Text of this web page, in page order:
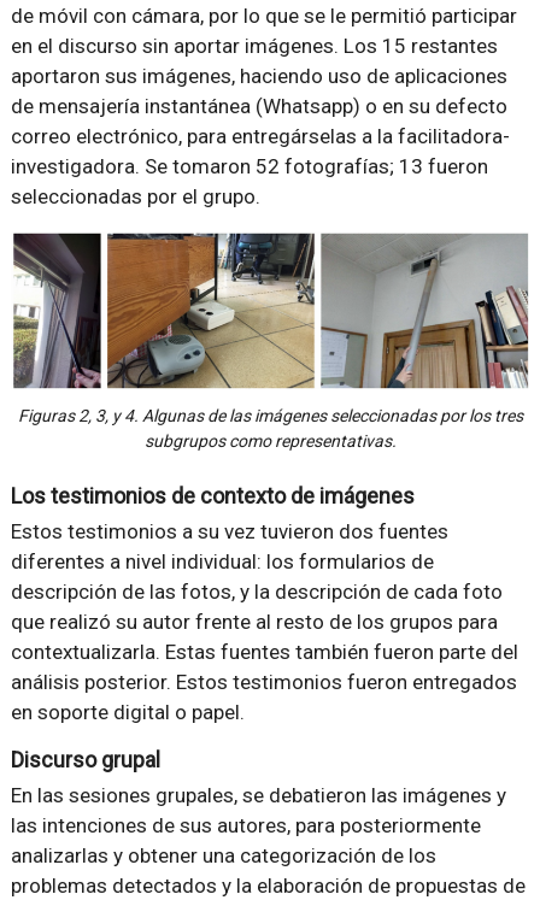
de móvil con cámara, por lo que se le permitió participar
en el discurso sin aportar imágenes. Los 15 restantes
aportaron sus imágenes, haciendo uso de aplicaciones
de mensajería instantánea (Whatsapp) o en su defecto
correo electrónico, para entregárselas a la facilitadora-
investigadora. Se tomaron 52 fotografías; 13 fueron
seleccionadas por el grupo.
Figuras 2, 3, y 4. Algunas de las imágenes seleccionadas por los tres
subgrupos como representativas.
Los testimonios de contexto de imágenes
Estos testimonios a su vez tuvieron dos fuentes
diferentes a nivel individual: los formularios de
descripción de las fotos, y la descripción de cada foto
que realizó su autor frente al resto de los grupos para
contextualizarla. Estas fuentes también fueron parte del
análisis posterior. Estos testimonios fueron entregados
en soporte digital o papel.
Discurso grupal
En las sesiones grupales, se debatieron las imágenes y
las intenciones de sus autores, para posteriormente
analizarlas y obtener una categorización de los
problemas detectados y la elaboración de propuestas de